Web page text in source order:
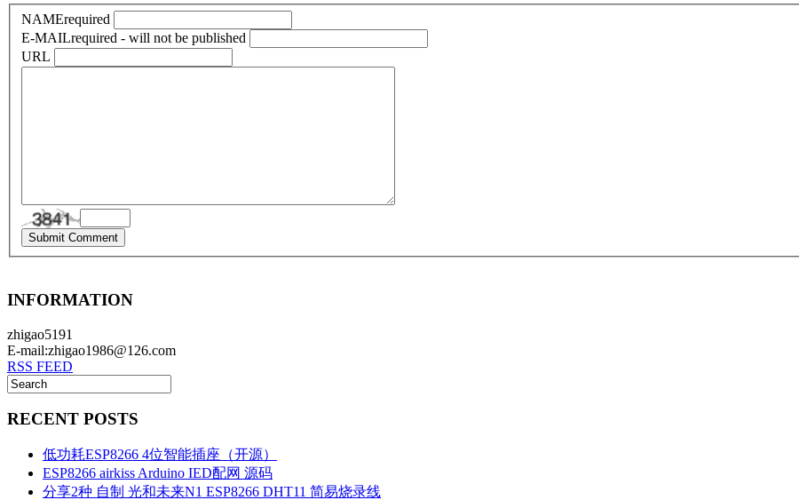
NAMErequired
E-MAILrequired - will not be published
URL
INFORMATION
zhigao5191
E-mail:zhigao1986@126.com
RSS FEED
RECENT POSTS
低功耗ESP8266 4位智能插座（开源）
ESP8266 airkiss Arduino IED配网 源码
分享2种 自制 光和未来N1 ESP8266 DHT11 简易烧录线